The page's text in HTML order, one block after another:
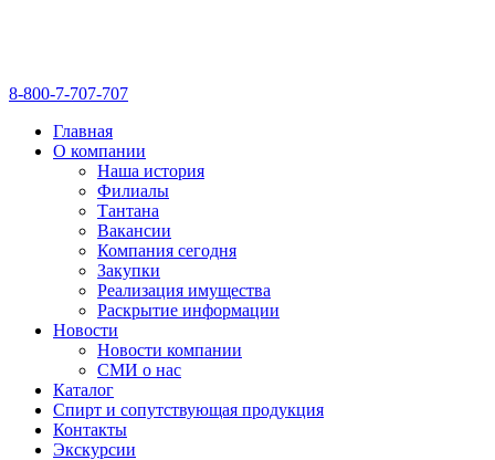
8-800-7-707-707
Главная
О компании
Наша история
Филиалы
Тантана
Вакансии
Компания сегодня
Закупки
Реализация имущества
Раскрытие информации
Новости
Новости компании
СМИ о нас
Каталог
Спирт и сопутствующая продукция
Контакты
Экскурсии